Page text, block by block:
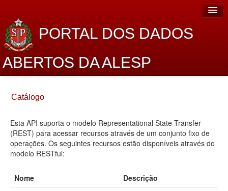
PORTAL DOS DADOS
ABERTOS DA ALESP
Sobre o projeto
Dados Abertos Alesp
Lei de Acesso à Informação
Planejamento
Catálogo
Esta API suporta o modelo Representational State Transfer
(REST) para acessar recursos através de um conjunto fixo de
operações. Os seguintes recursos estão disponíveis através do
modelo RESTful:
Nome
Descrição